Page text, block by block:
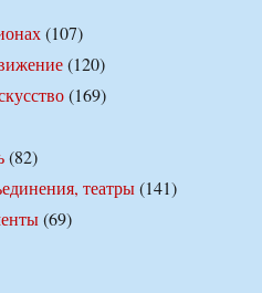
(107)
(120)
(169)
(82)
театры(141)
(69)